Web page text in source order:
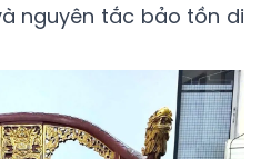
nguyên tắc bảo tồn di